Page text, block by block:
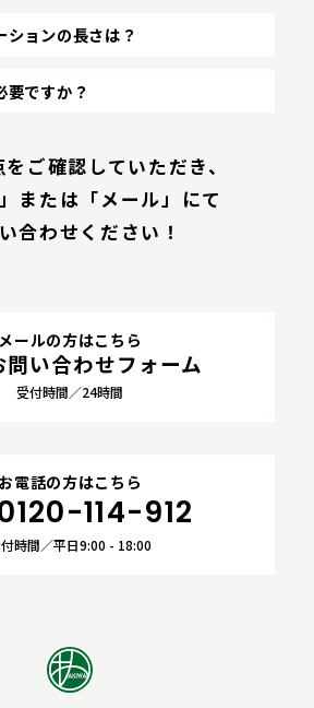
ションの長さは？
要ですか？
ご確認していただき、
」または「メール」にて
合わせください！
お電話の方はこちら
114-912
時間／平日9:00 - 18:00
メールの方はこちら
問い合わせフォーム
受付時間／24時間